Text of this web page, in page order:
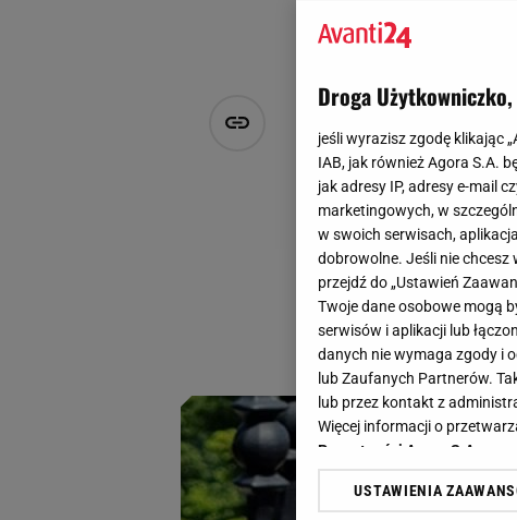
Koronkowa
- praktycznie
Natalia Szyperek
11 lipca 2024, 19:10
Koronkowa bielizna
prostu piękna
twarzy! Sprawdź
Droga
jeśli wyrazisz zgodę klikając
IAB, jak również Agora S.A.
jak adresy IP, adresy e-mail
marketingowych, w
w swoich serwisach,
dobrowolne. Jeśli nie chcesz
przejdź do „Ustawień
Twoje dane osobowe mogą
serwisów i aplikacji lub
danych nie wymaga zgody i
lub Zaufanych Partnerów.
lub przez kontakt z
Więcej informacji o
Prywatności Agora S.A.
Klikając „Akceptuję”
USTAWIENIA